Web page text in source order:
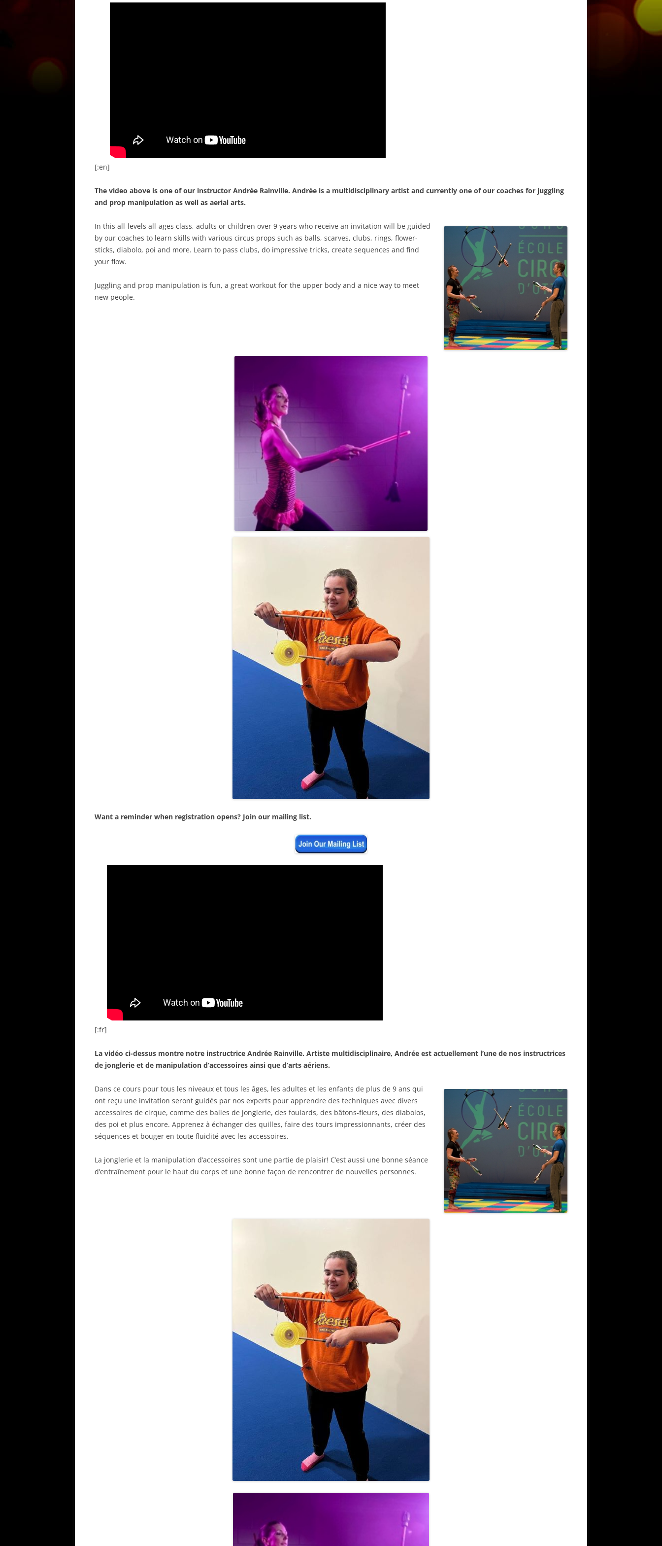
[:en]
The video above is one of our instructor Andrée Rainville. Andrée is a multidisciplinary artist and currently one of our coaches for juggling
and prop manipulation as well as aerial arts.
In this all-levels all-ages class, adults or children over 9 years who receive an invitation will be guided
by our coaches to learn skills with various circus props such as balls, scarves, clubs, rings, flower-
sticks, diabolo, poi and more. Learn to pass clubs, do impressive tricks, create sequences and find
your flow.
Juggling and prop manipulation is fun, a great workout for the upper body and a nice way to meet
new people.
Want a reminder when registration opens? Join our mailing list.
[:fr]
La vidéo ci-dessus montre notre instructrice Andrée Rainville. Artiste multidisciplinaire, Andrée est actuellement l’une de nos instructrices
de jonglerie et de manipulation d’accessoires ainsi que d’arts aériens.
Dans ce cours pour tous les niveaux et tous les âges, les adultes et les enfants de plus de 9 ans qui
ont reçu une invitation seront guidés par nos experts pour apprendre des techniques avec divers
accessoires de cirque, comme des balles de jonglerie, des foulards, des bâtons-fleurs, des diabolos,
des poi et plus encore. Apprenez à échanger des quilles, faire des tours impressionnants, créer des
séquences et bouger en toute fluidité avec les accessoires.
La jonglerie et la manipulation d’accessoires sont une partie de plaisir! C’est aussi une bonne séance
d’entraînement pour le haut du corps et une bonne façon de rencontrer de nouvelles personnes.